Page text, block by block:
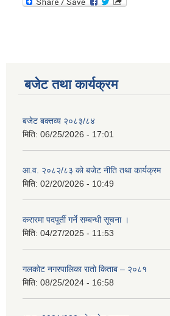
बजेट तथा कार्यक्रम
बजेट बक्तव्य २०८३/८४
मिति: 06/25/2026 - 17:01
आ.व. २०८२/८३ को बजेट नीति तथा कार्यक्रम
मिति: 02/20/2026 - 10:49
करारमा पदपूर्ती गर्ने सम्बन्धी सूचना ।
मिति: 04/27/2025 - 11:53
गलकोट नगरपालिका रातो किताब – २०८१
मिति: 08/25/2024 - 16:58